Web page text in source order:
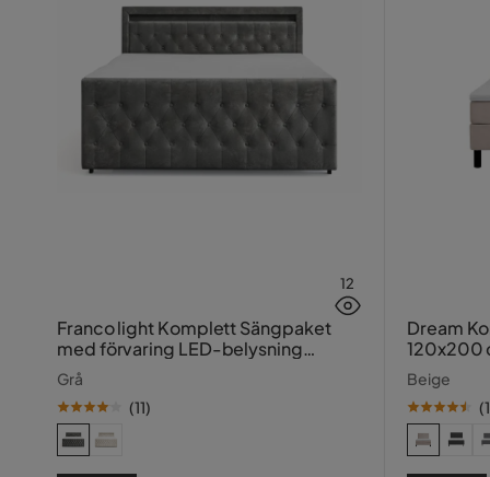
12
Franco light Komplett Sängpaket
med förvaring LED-belysning
180x200 cm
Grå
(11)
Dream
120x200
Beige
(